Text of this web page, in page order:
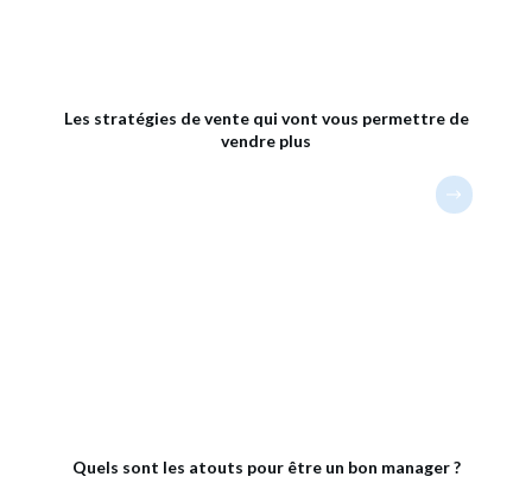
Les stratégies de vente qui vont vous permettre de
vendre plus
Quels sont les atouts pour être un bon manager ?